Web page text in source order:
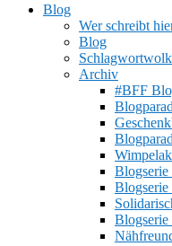
Blog
Wer schreibt
Blog
Archiv
#BFF
Blogserie
Blogserie